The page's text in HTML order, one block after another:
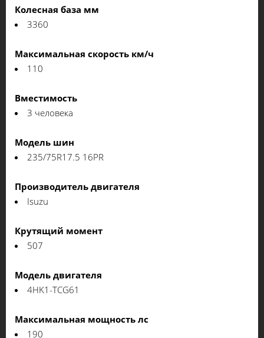
Колесная база мм
3360
Максимальная скорость км/ч
110
Вместимость
3 человека
Модель шин
235/75R17.5 16PR
Производитель двигателя
Isuzu
Крутящий момент
507
Модель двигателя
4HK1-TCG61
Максимальная мощность лс
190